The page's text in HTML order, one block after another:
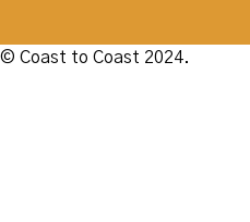
© Coast to Coast 2024.